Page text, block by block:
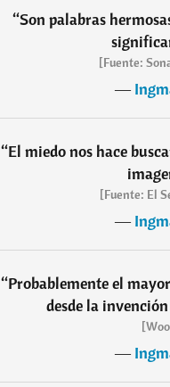
“Son palabras
[Fuente:
―
“El miedo nos hace
[Fuente: El
―
“Probablemente el
desde la
―